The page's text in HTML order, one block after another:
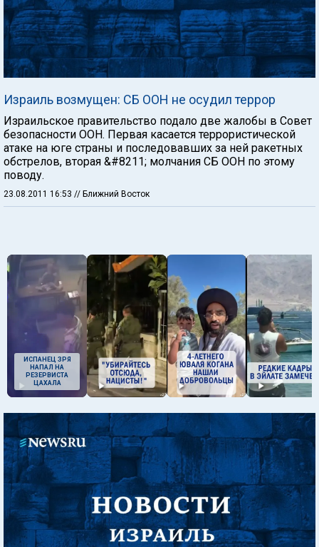
Израиль возмущен: СБ ООН не осудил террор
Израильское правительство подало две жалобы в Совет
безопасности ООН. Первая касается террористической
атаке на юге страны и последовавших за ней ракетных
обстрелов, вторая &#8211; молчания СБ ООН по этому
поводу.
23.08.2011 16:53 // Ближний Восток
ИСПАНЕЦ ЗРЯ
НАПАЛ НА
РЕЗЕРВИСТА
ЦАХАЛА